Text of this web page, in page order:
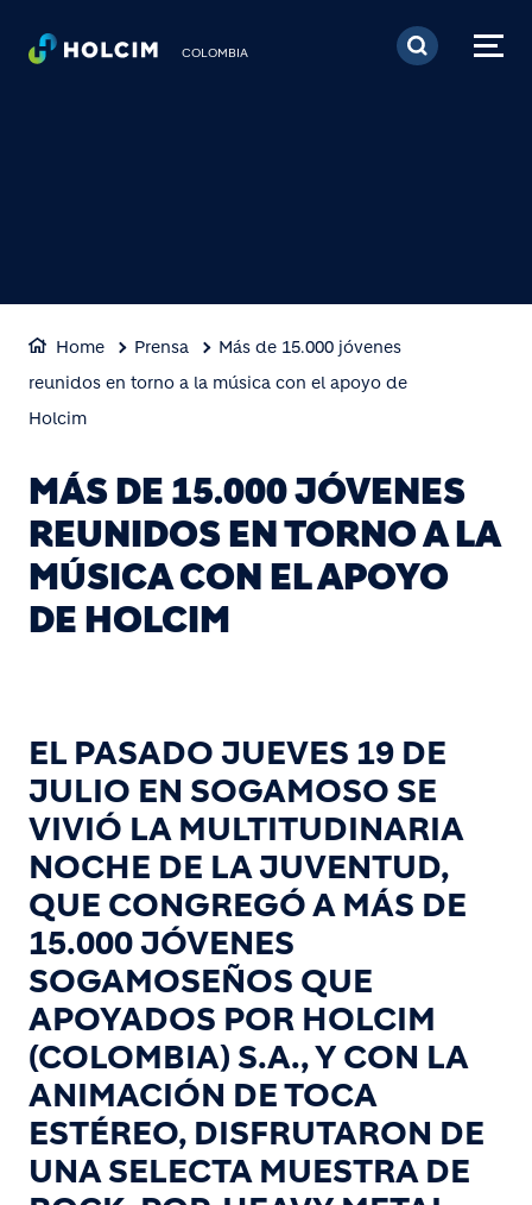
Pasar al contenido
COLOMBIA
Home Prensa
Más de 15.000 jóvenes
reunidos en torno a la música con el apoyo de
Holcim
MÁS DE 15.000 JÓVENES
REUNIDOS EN TORNO A LA
MÚSICA CON EL APOYO
DE HOLCIM
EL PASADO JUEVES 19 DE
JULIO EN SOGAMOSO SE
VIVIÓ LA MULTITUDINARIA
NOCHE DE LA JUVENTUD,
QUE CONGREGÓ A MÁS DE
15.000 JÓVENES
SOGAMOSEÑOS QUE
APOYADOS POR HOLCIM
(COLOMBIA) S.A., Y CON LA
ANIMACIÓN DE TOCA
ESTÉREO, DISFRUTARON DE
UNA SELECTA MUESTRA DE